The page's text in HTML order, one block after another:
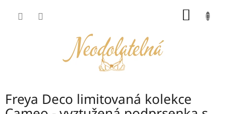
Freya Deco limitovaná kolekce